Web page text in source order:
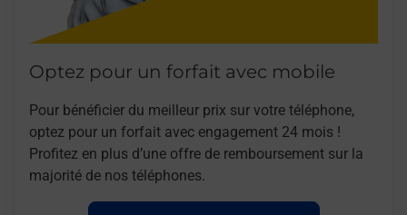
Optez pour un forfait avec mobile
Pour bénéficier du meilleur prix sur votre téléphone,
optez pour un forfait avec engagement 24 mois !
Profitez en plus d’une offre de remboursement sur la
majorité de nos téléphones.